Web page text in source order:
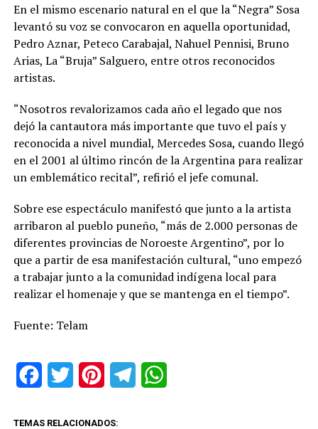
En el mismo escenario natural en el que la “Negra” Sosa
levantó su voz se convocaron en aquella oportunidad,
Pedro Aznar, Peteco Carabajal, Nahuel Pennisi, Bruno
Arias, La “Bruja” Salguero, entre otros reconocidos
artistas.
“Nosotros revalorizamos cada año el legado que nos
dejó la cantautora más importante que tuvo el país y
reconocida a nivel mundial, Mercedes Sosa, cuando llegó
en el 2001 al último rincón de la Argentina para realizar
un emblemático recital”, refirió el jefe comunal.
Sobre ese espectáculo manifestó que junto a la artista
arribaron al pueblo puneño, “más de 2.000 personas de
diferentes provincias de Noroeste Argentino”, por lo
que a partir de esa manifestación cultural, “uno empezó
a trabajar junto a la comunidad indígena local para
realizar el homenaje y que se mantenga en el tiempo”.
Fuente: Telam
FacebookTwitter PinterestTelegram
TEMAS RELACIONADOS: